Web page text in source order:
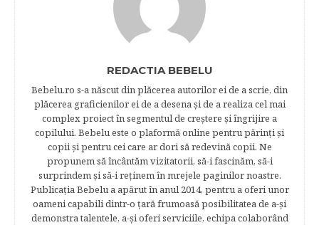
REDACTIA BEBELU
Bebelu.ro s-a născut din plăcerea autorilor ei de a scrie, din
plăcerea graficienilor ei de a desena şi de a realiza cel mai
complex proiect în segmentul de creştere şi îngrijire a
copilului. Bebelu este o plaformă online pentru părinţi şi
copii şi pentru cei care ar dori să redevină copii. Ne
propunem să încântăm vizitatorii, să-i fascinăm, să-i
surprindem şi să-i reţinem în mrejele paginilor noastre.​
Publicația Bebelu a apărut în anul 2014, pentru a oferi unor
oameni capabili dintr-o ţară frumoasă posibilitatea de a-şi
demonstra talentele, a-şi oferi serviciile, echipa colaborând